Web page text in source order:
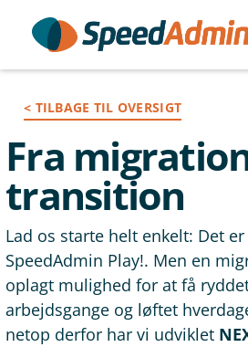
< TILBAGE TIL OVERSIGT
Fra
transition
Lad os starte helt enkelt: Det
SpeedAdmin Play!. Men en
oplagt mulighed for at få
arbejdsgange og løftet
netop derfor har vi udviklet